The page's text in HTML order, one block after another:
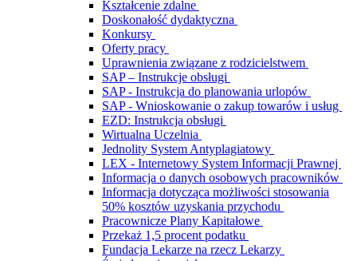
Kształcenie zdalne
Doskonałość dydaktyczna
Konkursy
Oferty pracy
Uprawnienia związane z rodzicielstwem
SAP – Instrukcje obsługi
SAP - Instrukcja do planowania urlopów
SAP - Wnioskowanie o zakup towarów i usług
EZD: Instrukcja obsługi
Wirtualna Uczelnia
Jednolity System Antyplagiatowy
LEX - Internetowy System Informacji Prawnej
Informacja o danych osobowych pracowników
Informacja dotycząca możliwości stosowania
50% kosztów uzyskania przychodu
Pracownicze Plany Kapitałowe
Przekaż 1,5 procent podatku
Fundacja Lekarze na rzecz Lekarzy